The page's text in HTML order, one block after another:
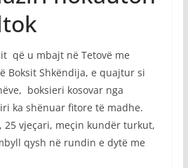
që u mbajt në Tetovë me
Boksit Shkëndija, e quajtur si
boksieri kosovar nga
ka shënuar fitore të madhe.
25 vjeçari, meçin kundër turkut,
qysh në rundin e dytë me